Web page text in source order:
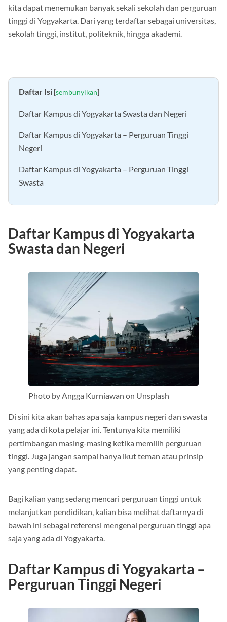
kita dapat menemukan banyak sekali sekolah dan perguruan
tinggi di Yogyakarta. Dari yang terdaftar sebagai universitas,
sekolah tinggi, institut, politeknik, hingga akademi.
Daftar Isi [sembunyikan]
Daftar Kampus di Yogyakarta Swasta dan Negeri
Daftar Kampus di Yogyakarta – Perguruan Tinggi
Negeri
Daftar Kampus di Yogyakarta – Perguruan Tinggi
Swasta
Daftar Kampus di Yogyakarta
Swasta dan Negeri
Photo by Angga Kurniawan on Unsplash
Di sini kita akan bahas apa saja kampus negeri dan swasta
yang ada di kota pelajar ini. Tentunya kita memiliki
pertimbangan masing-masing ketika memilih perguruan
tinggi. Juga jangan sampai hanya ikut teman atau prinsip
yang penting dapat.
Bagi kalian yang sedang mencari perguruan tinggi untuk
melanjutkan pendidikan, kalian bisa melihat daftarnya di
bawah ini sebagai referensi mengenai perguruan tinggi apa
saja yang ada di Yogyakarta.
Daftar Kampus di Yogyakarta –
Perguruan Tinggi Negeri